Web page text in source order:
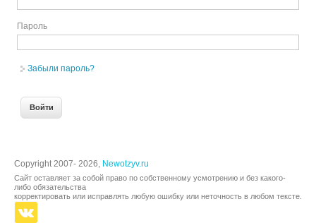
Пароль
Забыли пароль?
Copyright 2007- 2026, Newotzyv.ru
Сайт оставляет за собой право по собственному усмотрению и без какого-
либо обязательства
корректировать или исправлять любую ошибку или неточность в любом тексте.